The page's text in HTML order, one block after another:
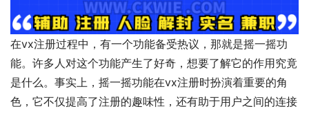
在vx注册过程中，有一个功能备受热议，那就是摇一摇功
能。许多人对这个功能产生了好奇，想要了解它的作用究竟
是什么。事实上，摇一摇功能在vx注册时扮演着重要的角
色，它不仅提高了注册的趣味性，还有助于用户之间的连接